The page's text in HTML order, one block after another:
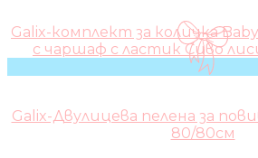
Galix-комплект за количка
с чаршаф с ластик Сиво
Galix-Двулицева пелена за
80/80см